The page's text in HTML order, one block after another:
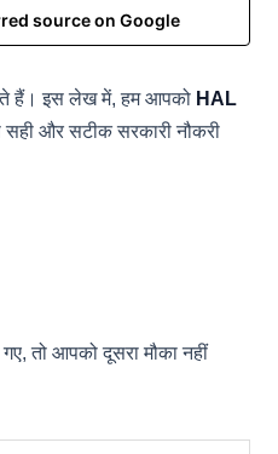
source on Google
हैं। इस लेख में, हम आपको HAL
और सटीक सरकारी नौकरी
तो आपको दूसरा मौका नहीं